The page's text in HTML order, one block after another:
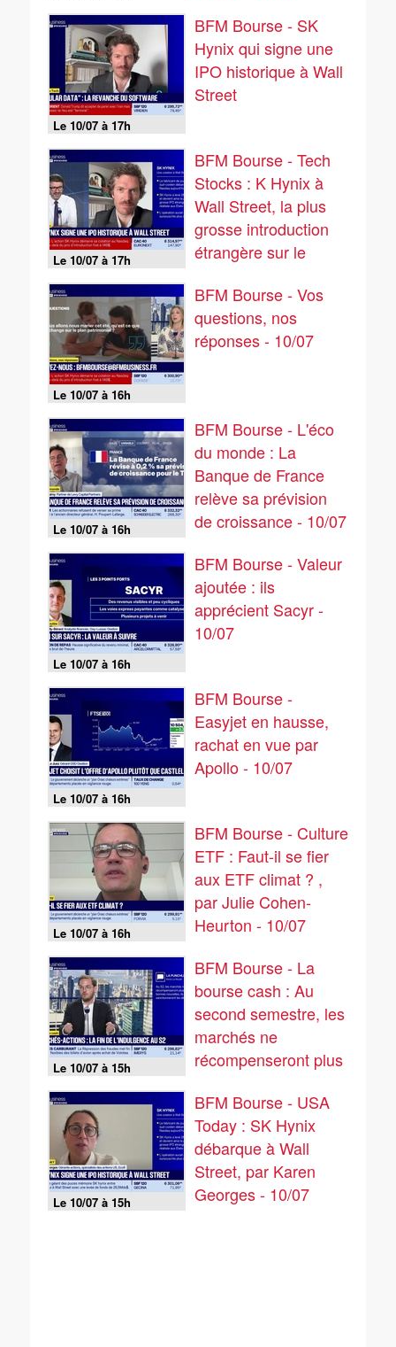
Le 10/07 à 17h
BFM Bourse - SK
Hynix qui signe une
IPO historique à Wall
Street
Le 10/07 à 17h
BFM Bourse - Tech
Stocks : K Hynix à
Wall Street, la plus
grosse introduction
étrangère sur le
Le 10/07 à 16h
BFM Bourse - Vos
questions, nos
réponses - 10/07
Le 10/07 à 16h
BFM Bourse - L'éco
du monde : La
Banque de France
relève sa prévision
de croissance - 10/07
Le 10/07 à 16h
BFM Bourse - Valeur
ajoutée : ils
apprécient Sacyr -
10/07
Le 10/07 à 16h
BFM Bourse -
Easyjet en hausse,
rachat en vue par
Apollo - 10/07
Le 10/07 à 16h
BFM Bourse - Culture
ETF : Faut-il se fier
aux ETF climat ? ,
par Julie Cohen-
Heurton - 10/07
Le 10/07 à 15h
BFM Bourse - La
bourse cash : Au
second semestre, les
marchés ne
récompenseront plus
ils sanctionneront les
déceptions ! - 10/07
Le 10/07 à 15h
BFM Bourse - USA
Today : SK Hynix
débarque à Wall
Street, par Karen
Georges - 10/07